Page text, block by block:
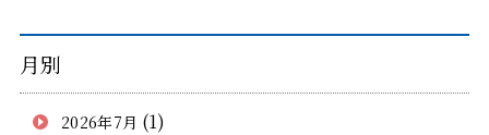
月別
2026年7月 (1)